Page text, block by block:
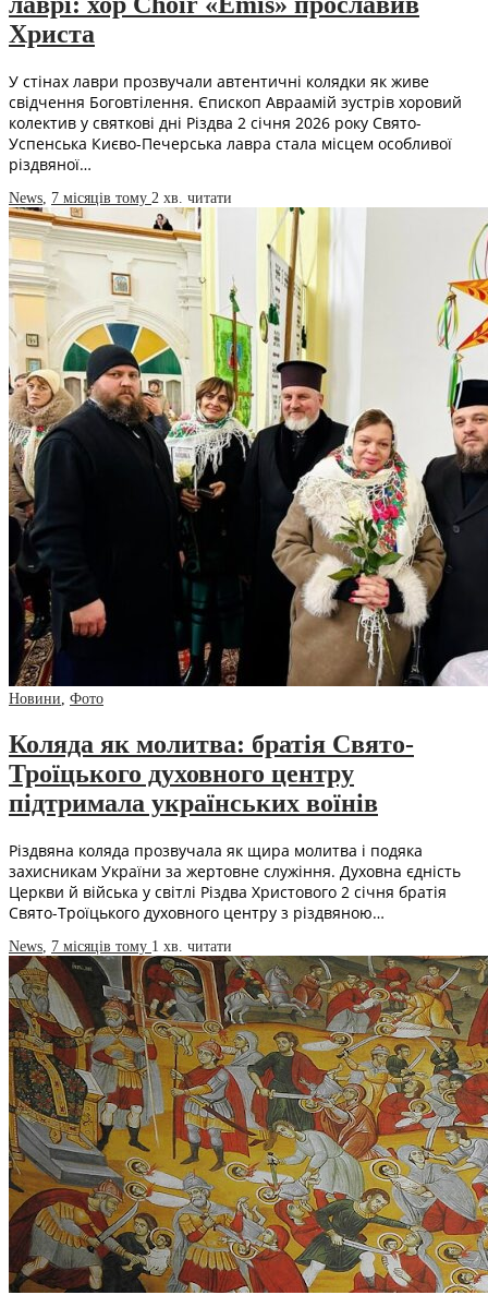
Христа
У стінах лаври прозвучали автентичні колядки як живе
свідчення Боговтілення. Єпископ Авраамій зустрів хоровий
колектив у святкові дні Різдва 2 січня 2026 року Свято-
Успенська Києво-Печерська лавра стала місцем особливої
різдвяної…
News 7 місяців тому 2 хв. читати
Новини Фото
Коляда як молитва: братія Свято-
Троїцького духовного центру
підтримала українських воїнів
Різдвяна коляда прозвучала як щира молитва і подяка
захисникам України за жертовне служіння. Духовна єдність
Церкви й війська у світлі Різдва Христового 2 січня братія
Свято-Троїцького духовного центру з різдвяною…
News 7 місяців тому 1 хв. читати